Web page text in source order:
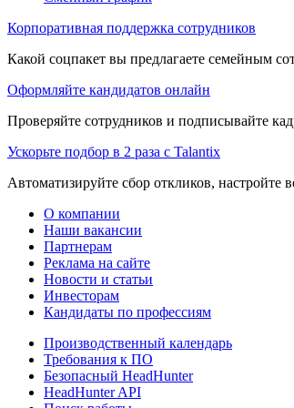
Корпоративная поддержка сотрудников
Какой соцпакет вы предлагаете семейным
Оформляйте кандидатов онлайн
Проверяйте сотрудников и подписывайте
Ускорьте подбор в 2 раза с Talantix
Автоматизируйте сбор откликов, настройте
О компании
Наши вакансии
Партнерам
Реклама на сайте
Новости и статьи
Инвесторам
Кандидаты по профессиям
Производственный календарь
Требования к ПО
Безопасный HeadHunter
HeadHunter API